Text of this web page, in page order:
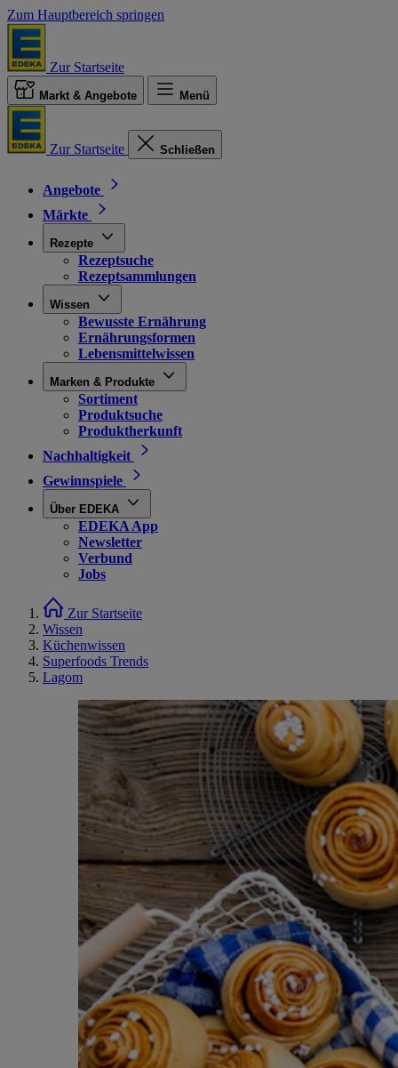
Zum Hauptbereich springen
Zur Startseite
Markt & Angebote Menü
Zur Startseite Schließen
Angebote
Märkte
Rezepte
Rezeptsuche
Rezeptsammlungen
Wissen
Bewusste Ernährung
Ernährungsformen
Lebensmittelwissen
Marken & Produkte
Sortiment
Produktsuche
Produktherkunft
Nachhaltigkeit
Gewinnspiele
Über EDEKA
EDEKA App
Newsletter
Verbund
Jobs
Zur Startseite
Wissen
Küchenwissen
Superfoods Trends
Lagom